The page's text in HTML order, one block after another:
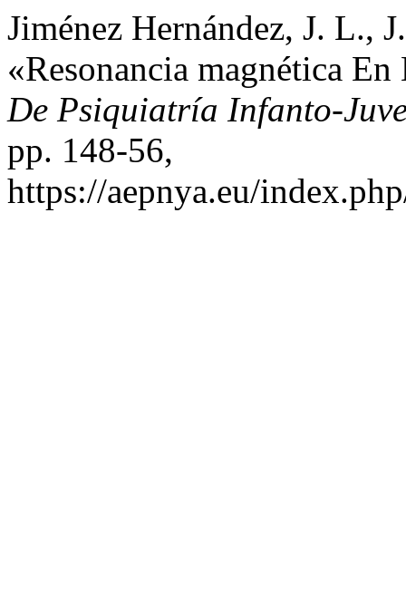
Jiménez Hernández, J. L.,
«Resonancia magnética
De Psiquiatría Infanto-
pp. 148-56,
https://aepnya.eu/